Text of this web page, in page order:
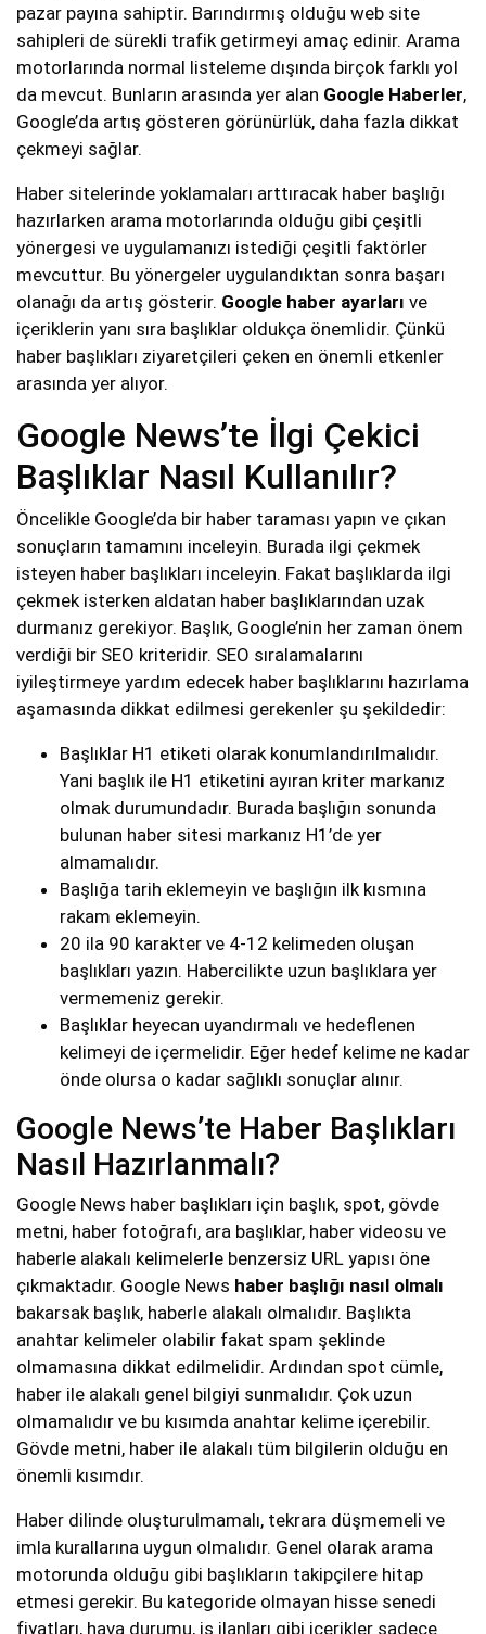
pazar payına sahiptir. Barındırmış olduğu web site
sahipleri de sürekli trafik getirmeyi amaç edinir. Arama
motorlarında normal listeleme dışında birçok farklı yol
da mevcut. Bunların arasında yer alan Google Haberler,
Google’da artış gösteren görünürlük, daha fazla dikkat
çekmeyi sağlar.
Haber sitelerinde yoklamaları arttıracak haber başlığı
hazırlarken arama motorlarında olduğu gibi çeşitli
yönergesi ve uygulamanızı istediği çeşitli faktörler
mevcuttur. Bu yönergeler uygulandıktan sonra başarı
olanağı da artış gösterir. Google haber ayarları ve
içeriklerin yanı sıra başlıklar oldukça önemlidir. Çünkü
haber başlıkları ziyaretçileri çeken en önemli etkenler
arasında yer alıyor.
Google News’te İlgi Çekici
Başlıklar Nasıl Kullanılır?
Öncelikle Google’da bir haber taraması yapın ve çıkan
sonuçların tamamını inceleyin. Burada ilgi çekmek
isteyen haber başlıkları inceleyin. Fakat başlıklarda ilgi
çekmek isterken aldatan haber başlıklarından uzak
durmanız gerekiyor. Başlık, Google’nin her zaman önem
verdiği bir SEO kriteridir. SEO sıralamalarını
iyileştirmeye yardım edecek haber başlıklarını hazırlama
aşamasında dikkat edilmesi gerekenler şu şekildedir:
Başlıklar H1 etiketi olarak konumlandırılmalıdır.
Yani başlık ile H1 etiketini ayıran kriter markanız
olmak durumundadır. Burada başlığın sonunda
bulunan haber sitesi markanız H1’de yer
almamalıdır.
Başlığa tarih eklemeyin ve başlığın ilk kısmına
rakam eklemeyin.
20 ila 90 karakter ve 4-12 kelimeden oluşan
başlıkları yazın. Habercilikte uzun başlıklara yer
vermemeniz gerekir.
Başlıklar heyecan uyandırmalı ve hedeflenen
kelimeyi de içermelidir. Eğer hedef kelime ne kadar
önde olursa o kadar sağlıklı sonuçlar alınır.
Google News’te Haber Başlıkları
Nasıl Hazırlanmalı?
Google News haber başlıkları için başlık, spot, gövde
metni, haber fotoğrafı, ara başlıklar, haber videosu ve
haberle alakalı kelimelerle benzersiz URL yapısı öne
çıkmaktadır. Google News haber başlığı nasıl olmalı
bakarsak başlık, haberle alakalı olmalıdır. Başlıkta
anahtar kelimeler olabilir fakat spam şeklinde
olmamasına dikkat edilmelidir. Ardından spot cümle,
haber ile alakalı genel bilgiyi sunmalıdır. Çok uzun
olmamalıdır ve bu kısımda anahtar kelime içerebilir.
Gövde metni, haber ile alakalı tüm bilgilerin olduğu en
önemli kısımdır.
Haber dilinde oluşturulmamalı, tekrara düşmemeli ve
imla kurallarına uygun olmalıdır. Genel olarak arama
motorunda olduğu gibi başlıkların takipçilere hitap
etmesi gerekir. Bu kategoride olmayan hisse senedi
fiyatları, hava durumu, iş ilanları gibi içerikler sadece